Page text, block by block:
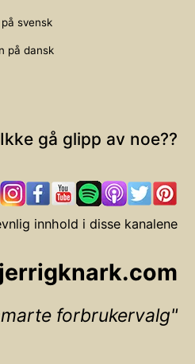
svensk
på dansk
Ikke gå glipp av noe??
innhold i disse kanalene
forbrukervalg